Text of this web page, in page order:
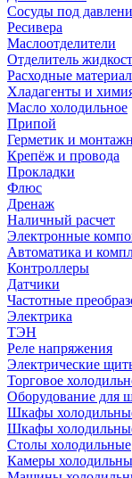
Сосуды под
Ресивера
Маслоотделители
Отделитель
Расходные
Хладагенты и
Масло холодильное
Припой
Герметик и
Крепёж и провода
Прокладки
Флюс
Дренаж
Наличный расчет
Электронные
Автоматика и
Контроллеры
Датчики
Частотные
Электрика
ТЭН
Реле напряжения
Электрические
Торговое
Оборудование для
Шкафы
Шкафы
Столы холодильные
Камеры